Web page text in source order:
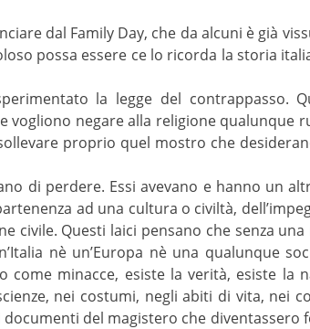
dal Family Day, che da alcuni è già
possa essere ce lo ricorda la storia
la legge del contrappasso.
vogliono negare alla religione qualunque
proprio quel mostro che
di perdere. Essi avevano e hanno un
ad una cultura o civiltà,
civile. Questi laici pensano che senza
nè un’Europa nè una qualunque
minacce, esiste la verità, esiste la
nei costumi, negli abiti di vita, nei
del magistero che diventassero